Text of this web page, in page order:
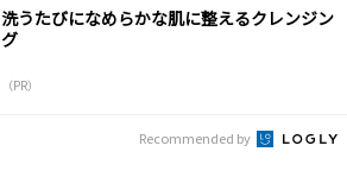
洗うたびになめらかな肌に整えるクレンジン
グ
（PR）
Recommended by